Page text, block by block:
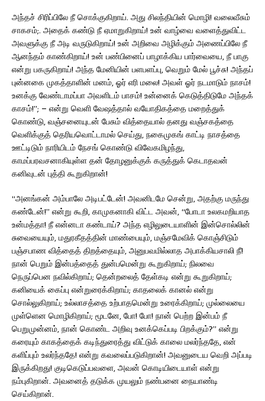
அந்தச் சிரிப்பிலே நீ சொக்குகிறாய். அது சிலந்தியின் மொழி! வலைவீசும்
சாகசம்;. அதைக் கண்டு நீ ஏமாறுகிறாய்! உன் வாழ்வை வளைத்துவிட்ட
அவளுக்கு நீ அடி வருடுகிறாய்! உன் அறிவை அழிக்கும் அணைப்பிலே நீ
ஆனந்தம் காண்கிறாய்! உன் பண்பினைப் பாழாக்கிய பார்வையை, நீ பாகு
என்று பகருகிறாய்! அந்த மேனியின் பளபளப்பு, வெறும் மேல் பூச்சு! அந்தப்
புன்னகை முகத்தாளின் மனம், ஓர் எரி மலை! அவள் ஓர் நடமாடும் நாசம்!
உனக்கு வேண்டாமப்பா அவளிடம் பாசம்! உன்னைக் கெடுத்திடுமே அந்தக்
காசம்!”; – என்று வெளி வேஷத்தால் வயோதிகத்தை மறைத்துக்
கொண்டு, வஞ்சனையுடன் பேசும் வித்தையால் தனது வஞ்சகத்தை
வெளிக்குத் தெரியவொட்டாமல் செய்து, நகைமுகங் காட்டி நாசத்தை
ஊட்டிடும் நாரியிடம் நேசங் கொண்டு விவேகமிழந்து,
காமப்பரவசனாகியுள்ள தன் தோழனுக்குக் கருத்துக் கெடாதவன்
கனிவுடன் புத்தி கூறுகிறான்!
“அனங்கன் அம்பாலே அடிபட்டேன்! அவனிடமே சென்று, அதற்கு மருந்து
கண்டேன்!” என்று கூறி, காமுகனாகி விட்ட அவன், “போடா உலகமறியாத
உன்மத்தா! நீ என்னடா கண்டாய்? அந்த எழிலுடையாளின் இன்சொல்லின்
சுவையையும், மதுரகீதத்தின் மாண்பையும், மஞ்சமேவிக் கொஞ்சிடும்
பஞ்சபாண வித்தைத் திறத்தையும், அனுபவமில்லாத அபாக்கியசாலி நீ!
நான் பெறும் இன்பத்தைத் துன்பமென்று கூறுகிறாய்; நிலவை
நெருப்பென நவில்கிறாய்; தென்றலைத் தேள்கடி என்று கூறுகிறாய்;
கனியைக் கைப்பு என்றுரைக்கிறாய்; காதலைக் கானல் என்று
சொல்லுகிறாய்; உல்லாசத்தை உற்பாதமென்று உரைக்கிறாய்; முல்லையை
முள்ளென மொழிகிறாய்; மூடனே, போ! போ! நான் பெற்ற இன்பம் நீ
பெறுமுன்னம், நான் கொண்ட அறிவு உனக்கெப்படி பிறக்கும்?” என்று
கரையும் காகத்தைக் கடிந்துரைத்து விட்டுக் காலை மலர்ந்ததே, என்
களிப்பும் உலர்ந்ததே! என்று கவலைப்படுகிறான்! அவனுடைய வெறி அப்படி
இருக்கிறது! குடிகெடுப்பவளை, அவன் கொடியிடையாள் என்று
நம்புகிறான். அவனைத் தடுக்க முயலும் நண்பனை நையாண்டி
செய்கிறான்.